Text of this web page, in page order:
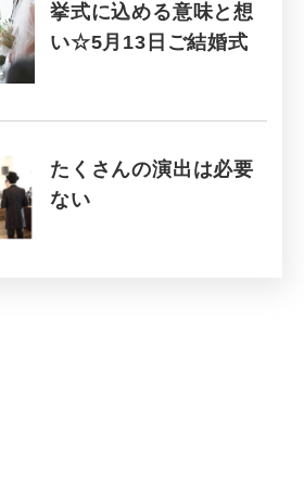
挙式に込める意味と想
い☆5月13日ご結婚式
たくさんの演出は必要
ない